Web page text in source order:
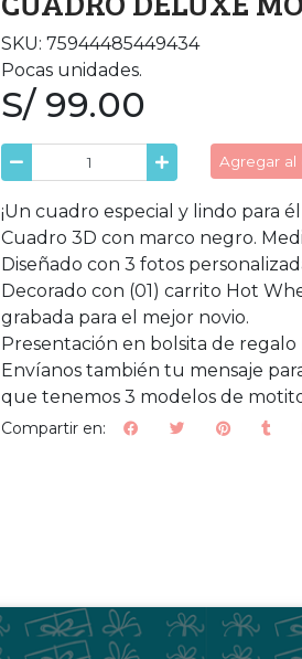
SKU: 75944485449434
Pocas unidades.
S/ 99.00
Agregar al
¡Un cuadro especial y lindo para
Cuadro 3D con marco negro.
Diseñado con 3 fotos
Decorado con (01) carrito Hot
grabada para el mejor novio.
Presentación en bolsita de regalo
Envíanos también tu mensaje
que tenemos 3 modelos de
Compartir en: